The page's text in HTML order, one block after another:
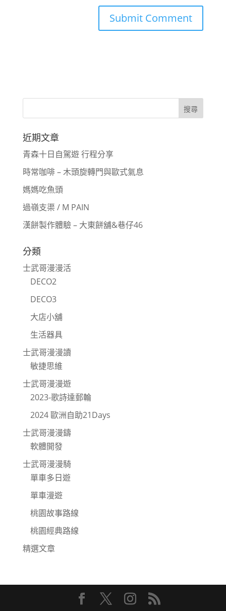
近期文章
青森十日自駕遊 行程分享
時常咖啡 – 木頭旋轉門與歐式氣息
媽媽吃魚頭
過嶺支渠 / M PAIN
漢餅製作體驗 – 大東餅舖&巷仔46
分類
士武哥漫漫活
DECO2
DECO3
大店小舖
生活器具
士武哥漫漫讀
敏捷思維
士武哥漫漫遊
2023-歌詩達郵輪
2024 歐洲自助21Days
士武哥漫漫鑄
軟體開發
士武哥漫漫騎
單車多日遊
單車漫遊
桃園故事路線
桃園經典路線
精選文章